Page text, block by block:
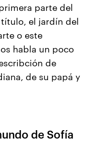
parte del
el jardín del
o este
habla un poco
de
de su papá y
de Sofía